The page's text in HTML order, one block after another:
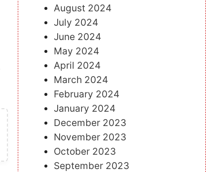
August 2024
July 2024
June 2024
May 2024
April 2024
March 2024
February 2024
January 2024
December 2023
November 2023
October 2023
September 2023